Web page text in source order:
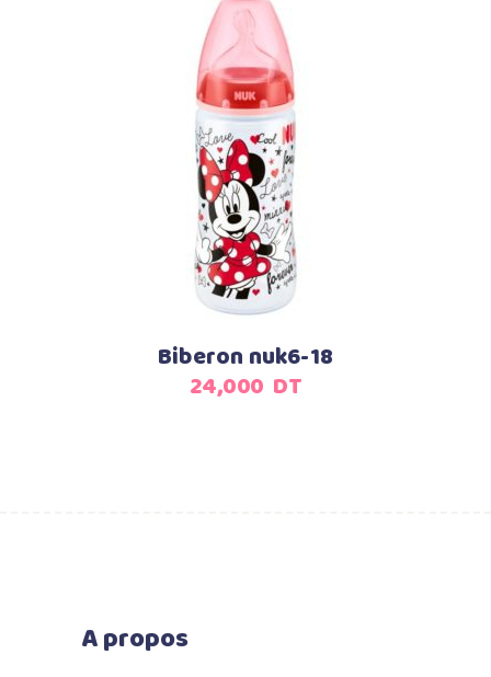
Ajouter au panier
Biberon nuk6-18
24,000 DT
A propos